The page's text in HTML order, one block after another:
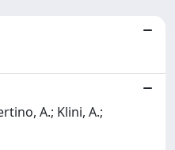
A.; Klini, A.;